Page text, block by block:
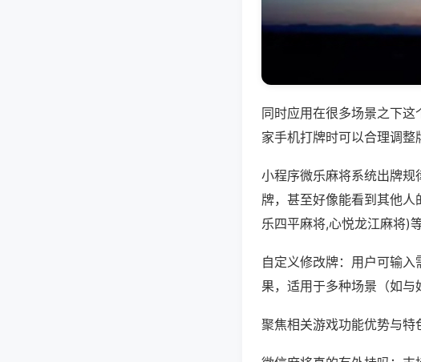
同时应用在很多场景之下
家手机打牌时可以合理调整
小程序微乐麻将系统出牌
牌，甚至好像能看到其他
乐四平麻将,心悦龙江麻将)
自定义修改牌：用户可输
果，适用于多种场景（如与
聚焦相关游戏功能优势与特